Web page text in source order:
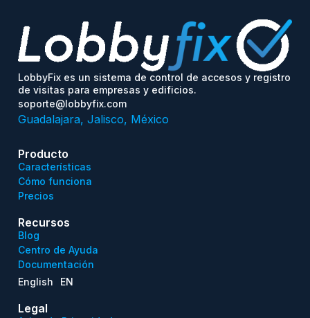
LobbyFix es un sistema de control de accesos y registro
de visitas para empresas y edificios.
soporte@lobbyfix.com
Guadalajara, Jalisco, México
Producto
Características
Cómo funciona
Precios
Recursos
Blog
Centro de Ayuda
Documentación
English
EN
Legal